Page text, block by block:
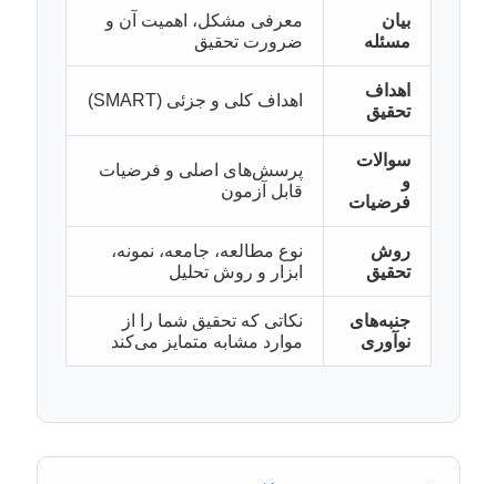
بیان
مسئله
معرفی مشکل، اهمیت آن و
ضرورت تحقیق
اهداف
تحقیق
اهداف کلی و جزئی (SMART)
سوالات
و
فرضیات
پرسش‌های اصلی و فرضیات
قابل آزمون
روش
تحقیق
نوع مطالعه، جامعه، نمونه،
ابزار و روش تحلیل
جنبه‌های
نوآوری
نکاتی که تحقیق شما را از
موارد مشابه متمایز می‌کند